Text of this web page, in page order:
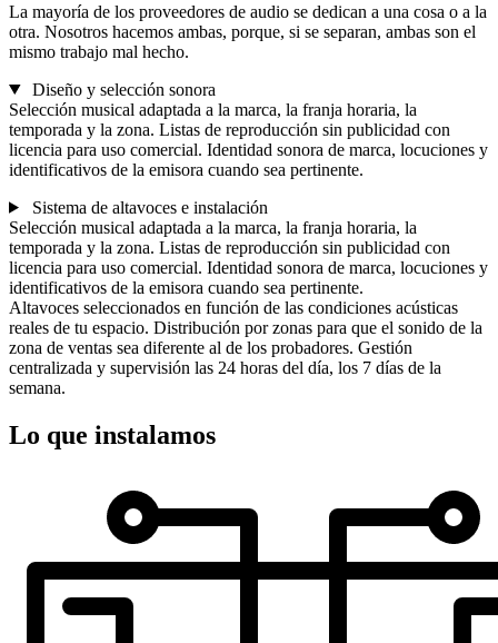
La mayoría de los proveedores de audio se dedican a una cosa o a la
otra. Nosotros hacemos ambas, porque, si se separan, ambas son el
mismo trabajo mal hecho.
Diseño y selección sonora
Selección musical adaptada a la marca, la franja horaria, la
temporada y la zona. Listas de reproducción sin publicidad con
licencia para uso comercial. Identidad sonora de marca, locuciones y
identificativos de la emisora cuando sea pertinente.
Sistema de altavoces e instalación
Selección musical adaptada a la marca, la franja horaria, la
temporada y la zona. Listas de reproducción sin publicidad con
licencia para uso comercial. Identidad sonora de marca, locuciones y
identificativos de la emisora cuando sea pertinente.
Altavoces seleccionados en función de las condiciones acústicas
reales de tu espacio. Distribución por zonas para que el sonido de la
zona de ventas sea diferente al de los probadores. Gestión
centralizada y supervisión las 24 horas del día, los 7 días de la
semana.
Lo que instalamos